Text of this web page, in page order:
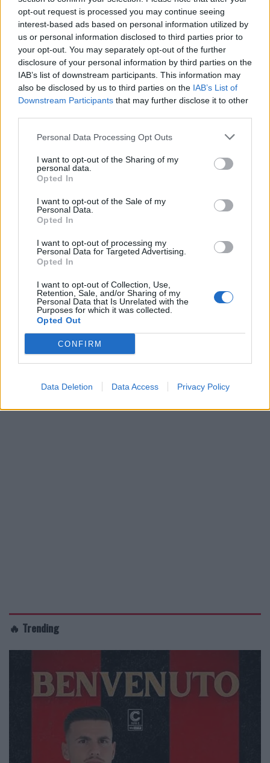
opt-out request is processed you may continue seeing
interest-based ads based on personal information utilized by
us or personal information disclosed to third parties prior to
your opt-out. You may separately opt-out of the further
disclosure of your personal information by third parties on the
IAB’s list of downstream participants. This information may
also be disclosed by us to third parties on the IAB’s List of
Downstream Participants that may further disclose it to other
Personal Data Processing Opt Outs
I want to opt-out of the Sharing of my
personal data.
Opted In
I want to opt-out of the Sale of my
Personal Data.
Opted In
I want to opt-out of processing my
Personal Data for Targeted Advertising.
Opted In
I want to opt-out of Collection, Use,
Retention, Sale, and/or Sharing of my
Personal Data that Is Unrelated with the
Purposes for which it was collected.
Opted Out
CONFIRM
Data Deletion Data Access Privacy Policy
🔥 Trending